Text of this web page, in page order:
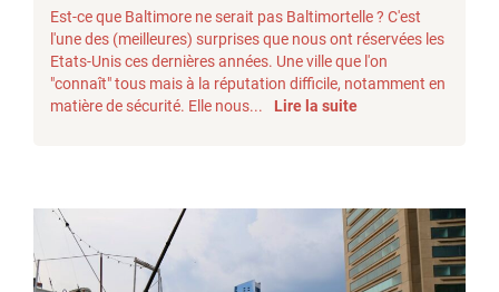
Est-ce que Baltimore ne serait pas Baltimortelle ? C'est
l'une des (meilleures) surprises que nous ont réservées les
Etats-Unis ces dernières années. Une ville que l'on
"connaît" tous mais à la réputation difficile, notamment en
matière de sécurité. Elle nous...
Lire la suite